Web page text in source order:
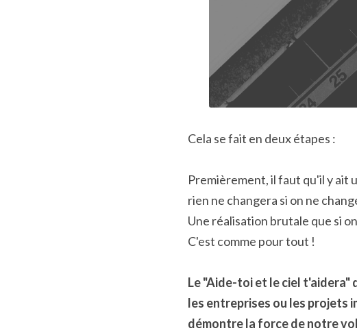
Cela se fait en deux étapes :
Premièrement, il faut qu'il y ait
rien ne changera si on ne
Une réalisation brutale que si
C'est comme pour tout !
Le "Aide-toi et le ciel t'aidera"
les entreprises ou les projets
démontre la force de notre